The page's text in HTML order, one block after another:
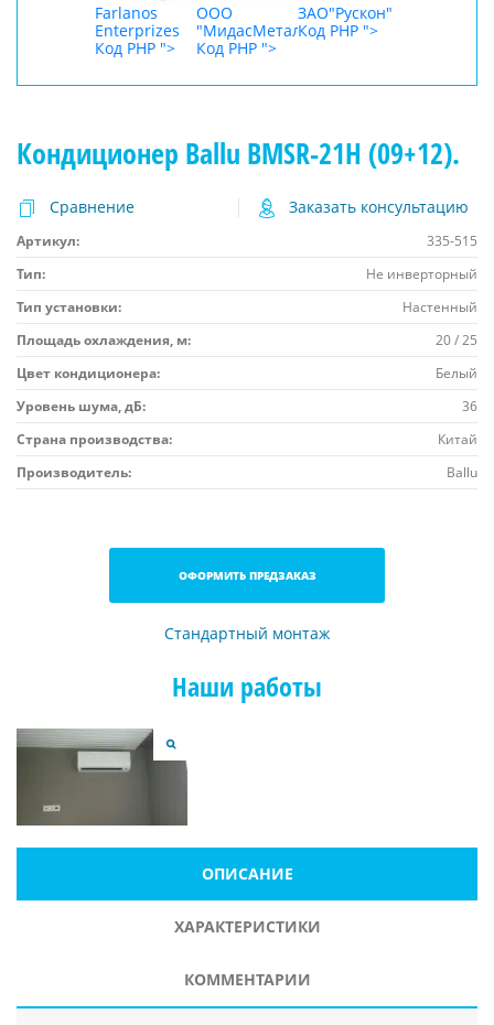
Farlanos
Enterprizes
Код PHP ">
ООО
"МидасМеталлАрт"
Код PHP ">
ЗАО"Рускон"
Код PHP ">
Кондиционер Ballu BMSR-21H (09+12).
Сравнение Заказать консультацию
Артикул:
335-515
Тип:
Не инверторный
Тип установки:
Настенный
Площадь охлаждения, м:
20 / 25
Цвет кондиционера:
Белый
Уровень шума, дБ:
36
Страна производства:
Китай
Производитель:
Ballu
ОФОРМИТЬ ПРЕДЗАКАЗ
Стандартный монтаж
Наши работы
ОПИСАНИЕ
ХАРАКТЕРИСТИКИ
КОММЕНТАРИИ